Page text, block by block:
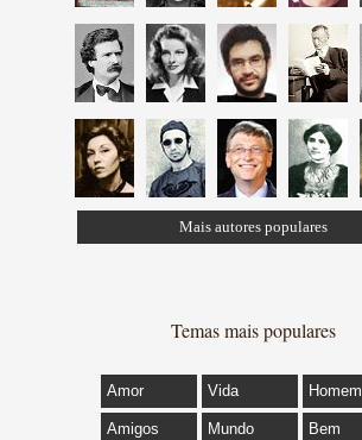
Mais autores populares
Temas mais populares
Amor Vida Homem
Amigos Mundo Bem